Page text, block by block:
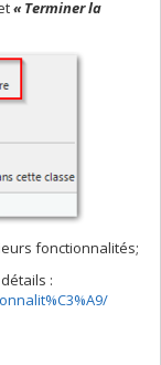
« Terminer la
fonctionnalités;
: